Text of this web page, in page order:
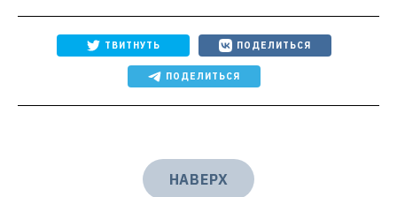
ТВИТНУТЬ ПОДЕЛИТЬСЯ
ПОДЕЛИТЬСЯ
НАВЕРХ